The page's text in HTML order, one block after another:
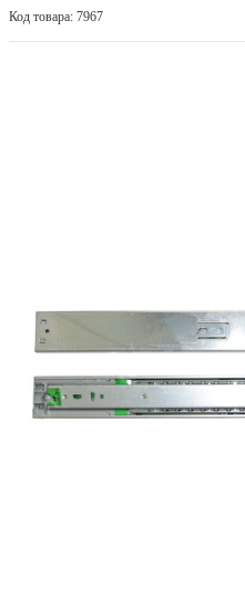
Код товара: 7967